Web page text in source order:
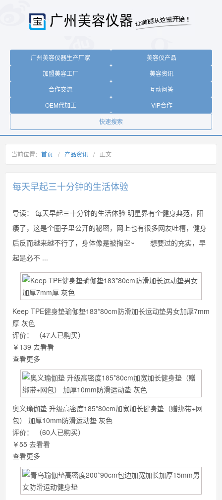
广州美容仪器生产厂家
美容仪产品
加盟美容工厂
美容资讯
合作交流
互动问答
OEM代加工
VIP合作
快速搜索
当前位置： 首页 / 产品资讯 / 正文
每天早起三十分钟的生活体验
导读：
每天早起三十分钟的生活体验 明星界有个健身典范，阳
痿了，这是个圈子里公开的秘密，网上也有很多网友吐槽，健身
后反而越来越不行了，身体像是被掏空~ 想要过的充实，早
起是必不 ...
Keep TPE健身垫瑜伽垫183*80cm防滑加长运动垫男女加厚7mm
厚 灰色
评价：
（47人已购买）
￥139 去看看
查看更多
奥义瑜伽垫 升级高密度185*80cm加宽加长健身垫（赠绑带+网
包） 加厚10mm防滑运动垫 灰色
评价：
（60人已购买）
￥55 去看看
查看更多